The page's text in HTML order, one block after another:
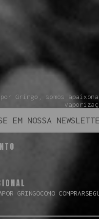
Gringo, somos
GRINGOCOMO COMPRAR